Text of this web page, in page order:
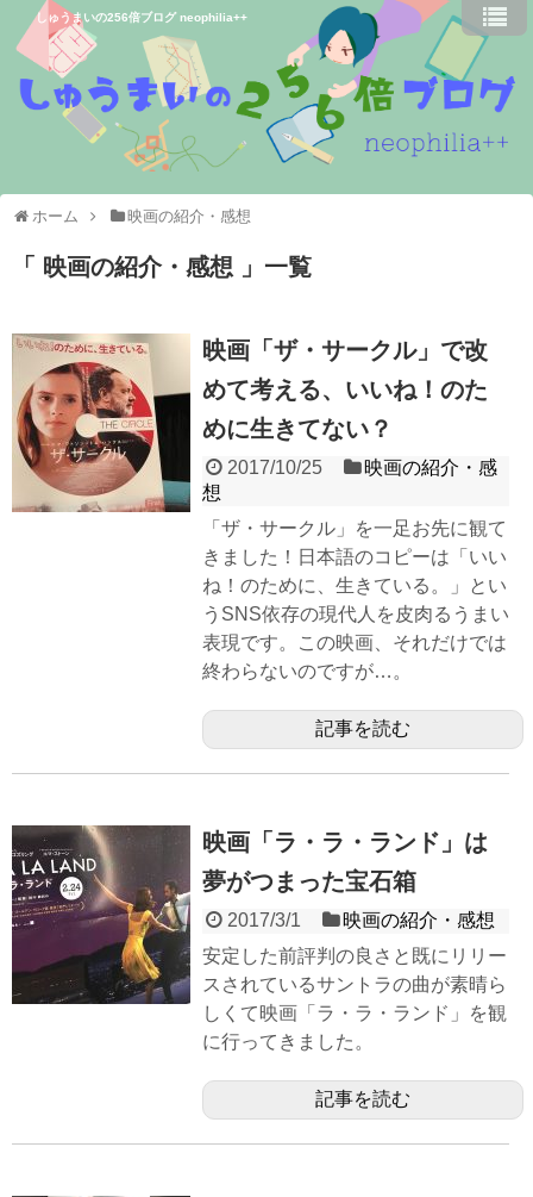
しゅうまいの256倍ブログ neophilia++
ホーム 映画の紹介・感想
映画の紹介・感想 一覧
映画「ザ・サークル」で改
めて考える、いいね！のた
めに生きてない？
2017/10/25
映画の紹介・感
想
「ザ・サークル」を一足お先に観て
きました！日本語のコピーは「いい
ね！のために、生きている。」とい
うSNS依存の現代人を皮肉るうまい
表現です。この映画、それだけでは
終わらないのですが…。
記事を読む
映画「ラ・ラ・ランド」は
夢がつまった宝石箱
2017/3/1
映画の紹介・感想
安定した前評判の良さと既にリリー
スされているサントラの曲が素晴ら
しくて映画「ラ・ラ・ランド」を観
に行ってきました。
記事を読む